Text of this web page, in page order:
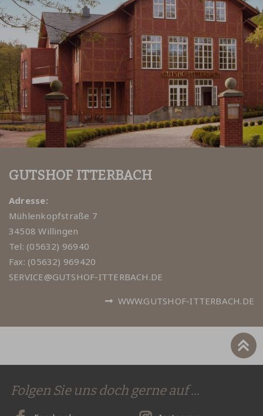
GUTSHOF ITTERBACH
Adresse:
Mühlenkopfstraße 7
34508 Willingen
Tel: (05632) 96940
Fax: (05632) 969420
SERVICE@GUTSHOF-ITTERBACH.DE
WWW.GUTSHOF-ITTERBACH.DE
Folgen Sie uns doch gerne auf ...